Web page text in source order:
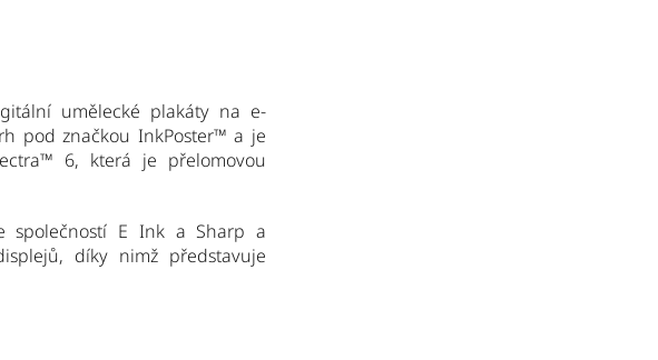
umělecké plakáty na e-
pod značkou InkPoster™ a je
™ 6, která je přelomovou
společností E Ink a Sharp a
díky nimž představuje